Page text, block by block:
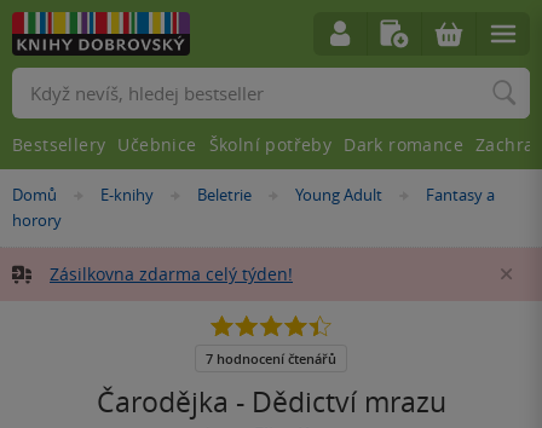
Nacházíte
se
Domů »
E-knihy »
Beletrie »
Young Adult »Fantasy a
horory
Zásilkovna zdarma celý týden!
Čarodějka - Dědictví mrazu
4.4
5
7 hodnocení čtenářů
Vyhledávání
Bestsellery Učebnice Školní potřeby Dark romance